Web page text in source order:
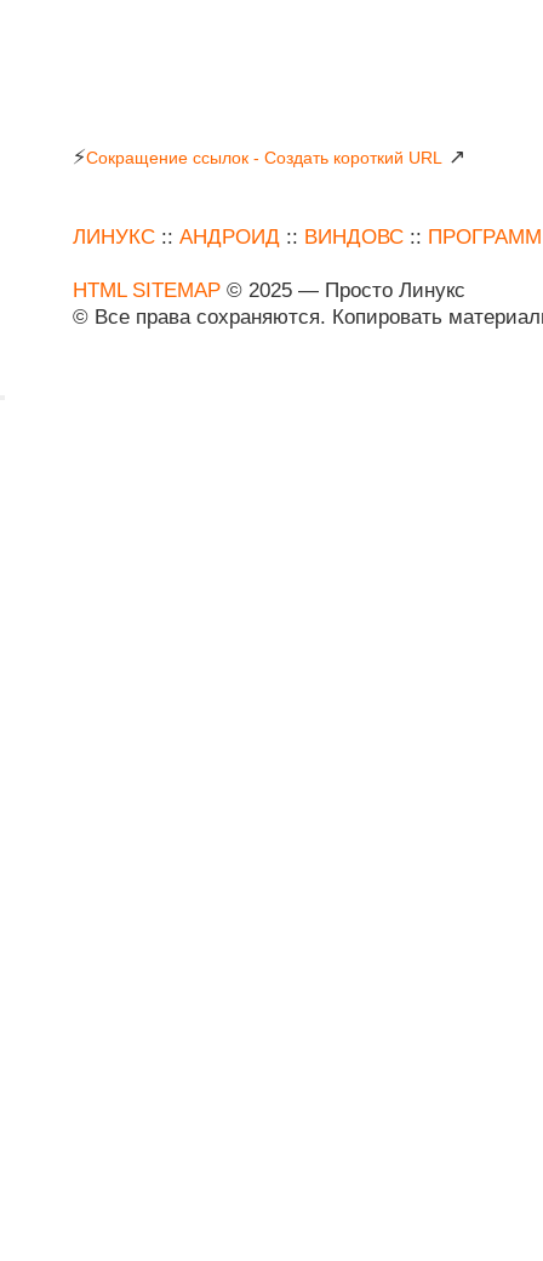
⚡Сокращение ссылок - Создать короткий URL ↗
ЛИНУКС :: АНДРОИД :: ВИНДОВС ::
HTML SITEMAP © 2025 — Просто Линукс
© Все права сохраняются. Копировать